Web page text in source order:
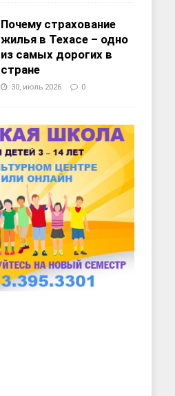
Почему страхование
жилья в Техасе – одно
из самых дорогих в
стране
30, июль 2026 0